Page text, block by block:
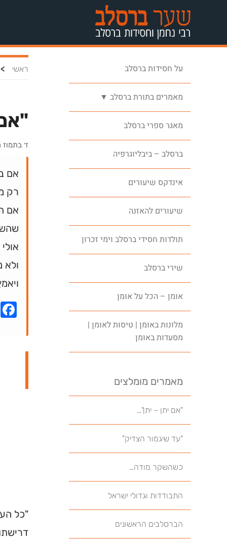
על חסידות ברסלב
מאמרים בתורת ברסלב ▼
מאגר ספרי ברסלב
ברסלב – ביבליוגרפיה
אינדקס שיעורים
שיעורים להאזנה
תולדות חסידי ברסלב וימי זכרון
שירי ברסלב
אומן – הכל על אומן
מלונות באומן | טיסות לאומן |
מסעדות באומן
מאמרים מומלצים
"אם יתן – יתן"…
"עד שיגמור הצדיק"
כשהשקר מודה…
התבודדות וגדולי ישראל
הברסלבים הראשונים
ראשי >
ז׳
אם
רק
אם
ולא
"כל